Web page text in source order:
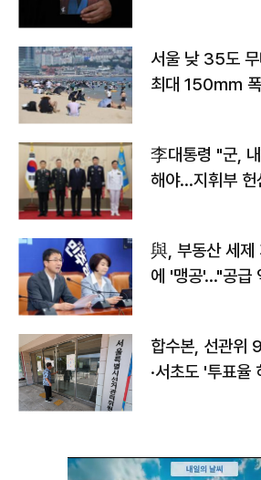
서울 낮 35도
최대 150㎜
李대통령 "군,
해야…지휘부 헌
與, 부동산 세제
에 '맹공'…"공급
합수본, 선관위
·서초도 '투표율